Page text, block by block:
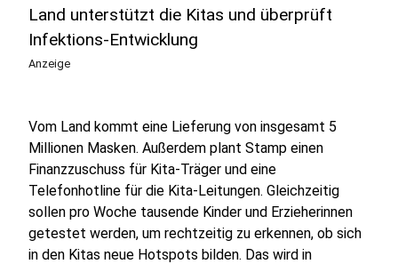
Land unterstützt die Kitas und überprüft
Infektions-Entwicklung
Anzeige
Vom Land kommt eine Lieferung von insgesamt 5
Millionen Masken. Außerdem plant Stamp einen
Finanzzuschuss für Kita-Träger und eine
Telefonhotline für die Kita-Leitungen. Gleichzeitig
sollen pro Woche tausende Kinder und Erzieherinnen
getestet werden, um rechtzeitig zu erkennen, ob sich
in den Kitas neue Hotspots bilden. Das wird in